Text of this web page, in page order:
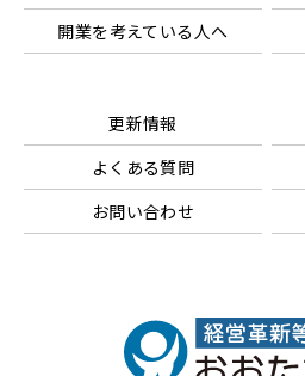
開業を考えている人へ
更新情報
よくある質問
お問い合わせ